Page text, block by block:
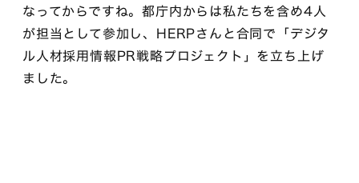
なってからですね。都庁内からは私たちを含め4人
が担当として参加し、HERPさんと合同で「デジタ
ル人材採用情報PR戦略プロジェクト」を立ち上げ
ました。